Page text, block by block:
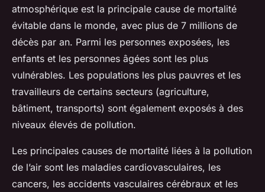
atmosphérique est la principale cause de mortalité
évitable dans le monde, avec plus de 7 millions de
décès par an. Parmi les personnes exposées, les
enfants et les personnes âgées sont les plus
vulnérables. Les populations les plus pauvres et les
travailleurs de certains secteurs (agriculture,
bâtiment, transports) sont également exposés à des
niveaux élevés de pollution.
Les principales causes de mortalité liées à la pollution
de l’air sont les maladies cardiovasculaires, les
cancers, les accidents vasculaires cérébraux et les